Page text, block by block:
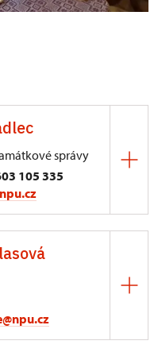
správy
105 335